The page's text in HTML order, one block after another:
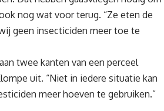
nog wat voor terug. “Ze eten de
geen insecticiden meer toe te
twee kanten van een perceel
uit. “Niet in iedere situatie kan
meer hoeven te gebruiken.”